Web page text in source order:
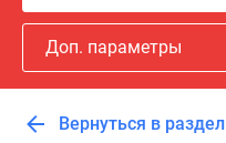
Новостройки
Подмосковья
Новостройки
Москвы
Доп. параметры
Вернуться в раздел